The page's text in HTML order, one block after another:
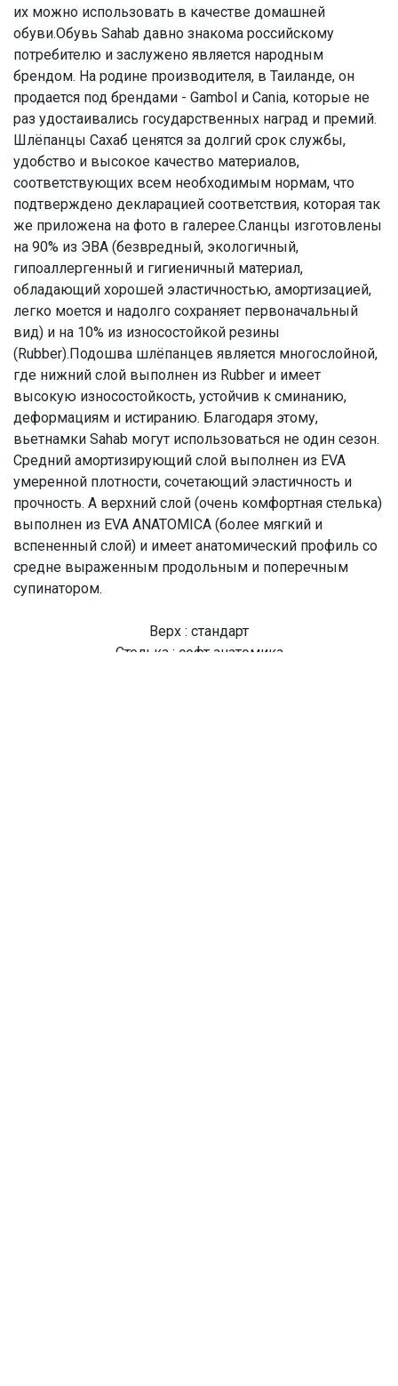
их можно использовать в качестве домашней
обуви.Обувь Sahab давно знакома российскому
потребителю и заслужено является народным
брендом. На родине производителя, в Таиланде, он
продается под брендами - Gambol и Cania, которые не
раз удостаивались государственных наград и премий.
Шлёпанцы Сахаб ценятся за долгий срок службы,
удобство и высокое качество материалов,
соответствующих всем необходимым нормам, что
подтверждено декларацией соответствия, которая так
же приложена на фото в галерее.Сланцы изготовлены
на 90% из ЭВА (безвредный, экологичный,
гипоаллергенный и гигиеничный материал,
обладающий хорошей эластичностью, амортизацией,
легко моется и надолго сохраняет первоначальный
вид) и на 10% из износостойкой резины
(Rubber).Подошва шлёпанцев является многослойной,
где нижний слой выполнен из Rubber и имеет
высокую износостойкость, устойчив к сминанию,
деформациям и истиранию. Благодаря этому,
вьетнамки Sahab могут использоваться не один сезон.
Средний амортизирующий слой выполнен из EVA
умеренной плотности, сочетающий эластичность и
прочность. А верхний слой (очень комфортная стелька)
выполнен из EVA ANATOMICA (более мягкий и
вспененный слой) и имеет анатомический профиль со
средне выраженным продольным и поперечным
супинатором.
Верх : стандарт
Стелька : софт анатомика